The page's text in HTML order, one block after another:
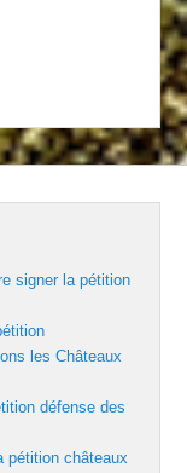
signer la pétition
les Châteaux
défense des
pétition châteaux